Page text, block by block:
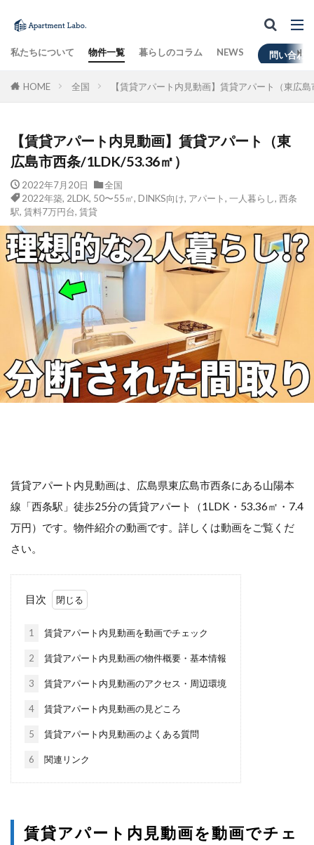
私たちについて 物件一覧 暮らしのコラム NEWS 問い合わせ
HOME 全国 【賃貸アパート内見動画】賃貸アパート（東広
【賃貸アパート内見動画】賃貸アパート（東
広島市西条/1LDK/53.36㎡）
2022年7月20日
全国
2022年築, 2LDK, 50〜55㎡, DINKS向け, アパート, 一人暮らし, 西条
駅, 賃料7万円台, 賃貸
賃貸アパート内見動画は、広島県東広島市西条にある山陽本
線「西条駅」徒歩25分の賃貸アパート（1LDK・53.36㎡・7.4
万円）です。物件紹介の動画です。詳しくは動画をご覧くだ
さい。
目次
1 賃貸アパート内見動画を動画でチェック
2 賃貸アパート内見動画の物件概要・基本情報
3 賃貸アパート内見動画のアクセス・周辺環境
4 賃貸アパート内見動画の見どころ
5 賃貸アパート内見動画のよくある質問
6 関連リンク
賃貸アパート内見動画を動画でチェ